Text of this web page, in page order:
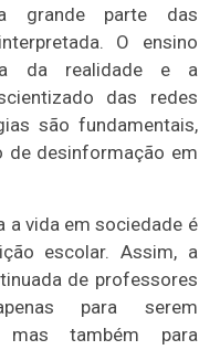
grande parte das
O ensino
da realidade e a
das redes
são fundamentais,
de desinformação em
a vida em sociedade é
escolar. Assim, a
de professores
para serem
mas também para